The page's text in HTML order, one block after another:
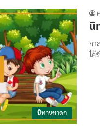
นิทานชาดก
นิ
กา
ได้